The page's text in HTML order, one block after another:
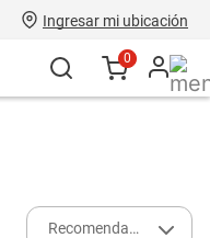
Ingresar mi ubicación
0
Recomendados